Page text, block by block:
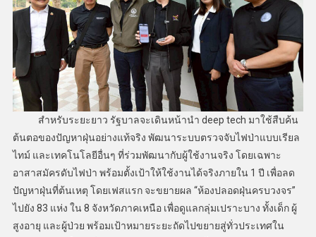
สำหรับระยะยาว รัฐบาลจะเดินหน้านำ deep tech มาใช้สืบค้น
ต้นตอของปัญหาฝุ่นอย่างแท้จริง พัฒนาระบบตรวจจับไฟป่าแบบเรียล
ไทม์ และเทคโนโลยีอื่นๆ ที่ร่วมพัฒนากับผู้ใช้งานจริง โดยเฉพาะ
อาสาสมัครดับไฟป่า พร้อมตั้งเป้าให้ใช้งานได้จริงภายใน 1 ปี เพื่อลด
ปัญหาฝุ่นที่ต้นเหตุ โดยเฟสแรก จะขยายผล “ห้องปลอดฝุ่นครบวงจร”
ไปยัง 83 แห่ง ใน 8 จังหวัดภาคเหนือ เพื่อดูแลกลุ่มเปราะบาง ทั้งเด็ก ผู้
สูงอายุ และผู้ป่วย พร้อมเป้าหมายระยะถัดไปขยายสู่ทั่วประเทศใน